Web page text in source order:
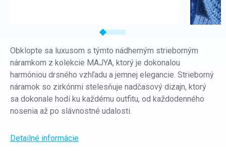
Obklopte sa luxusom s týmto nádherným strieborným
náramkom z kolekcie MAJYA, ktorý je dokonalou
harmóniou drsného vzhľadu a jemnej elegancie. Strieborný
náramok so zirkónmi stelesňuje nadčasový dizajn, ktorý
sa dokonale hodí ku každému outfitu, od každodenného
nosenia až po slávnostné udalosti.
Detailné informácie